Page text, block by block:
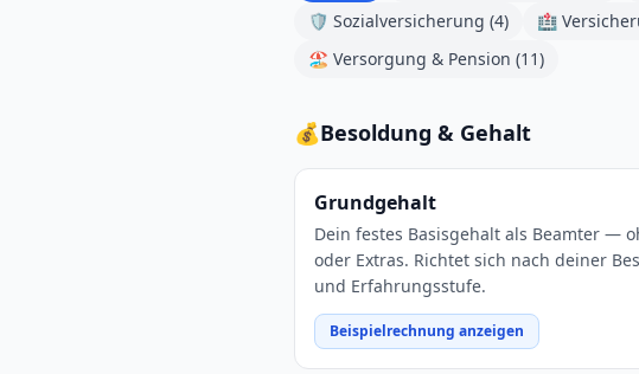
🛡️ Sozialversicherung (4) 🏥
🏖️ Versorgung & Pension (11)
💰Besoldung & Gehalt
Grundgehalt
Dein festes Basisgehalt als Beamter —
oder Extras. Richtet sich nach deiner
und Erfahrungsstufe.
Beispielrechnung anzeigen